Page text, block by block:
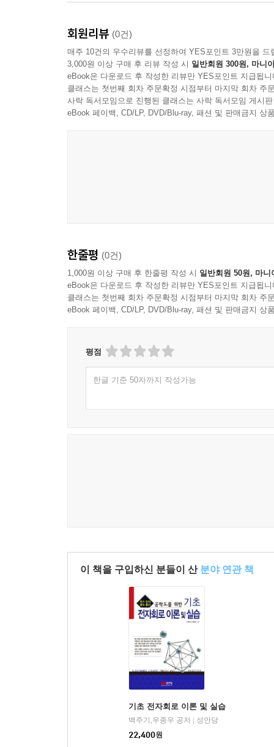
04 부하시 전압
05 사다리형 회로망
06 휘트스톤 브리지
실험 04 직렬과 병렬로 조합된 저항 회로의 전류,
CHAPTER 06 중첩의 원리
02 노튼의 정리
04 최대 전력 전달 이론
05 △-Y와 Y-△ 변환
실험 06 테브난의 정리
CHAPTER 08 교류 신호의 기본 이론
02 비정현파
04 직각 좌표와 극좌표
06 커패시터의 응용
실험 08 커패시터
CHAPTER 10 인덕터의 특성
01 인덕터의 원리와 특성
02 인덕터의 직?병렬 연결
03 인덕터의 전력
CHAPTER 11 R-C 회로
01 R-C 직렬 회로의 특성
02 R-C 병렬 회로의 특성
회원리뷰 (0건)
매주 10건의 우수리뷰를 선정하여 YES포인트 3만원을 드
3,000원 이상 구매 후 리뷰 작성 시 일반회원 300원, 마니
eBook은 다운로드 후 작성한 리뷰만 YES포인트 지급됩니
클래스는 첫번째 회차 주문확정 시점부터 마지막 회차 주
사락 독서모임으로 진행된 클래스는 사락 독서모임 게시
eBook 페이백, CD/LP, DVD/Blu-ray, 패션 및 판매금지 상
한줄평 (0건)
1,000원 이상 구매 후 한줄평 작성 시 일반회원 50원, 마니
eBook은 다운로드 후 작성한 리뷰만 YES포인트 지급됩니
클래스는 첫번째 회차 주문확정 시점부터 마지막 회차 주
eBook 페이백, CD/LP, DVD/Blu-ray, 패션 및 판매금지 상
평점
한글 기준 50자까지 작성가능
이 책을 구입하신 분들이 산 분야 연관 책
기초 전자회로 이론 및 실습
백주기,우종우 공저 | 성안당
22,400원